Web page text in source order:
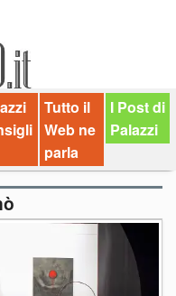
Tutto il
Web ne
parla
I Post di
Palazzi